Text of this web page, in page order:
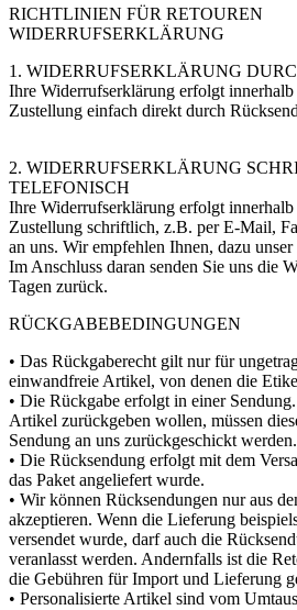
RICHTLINIEN FÜR RETOUREN
WIDERRUFSERKLÄRUNG
1. WIDERRUFSERKLÄRUNG
Ihre Widerrufserklärung erfolgt innerhalb
Zustellung einfach direkt durch
2. WIDERRUFSERKLÄRUNG
TELEFONISCH
Ihre Widerrufserklärung erfolgt innerhalb
Zustellung schriftlich, z.B. per E-Mail,
an uns. Wir empfehlen Ihnen, dazu
Im Anschluss daran senden Sie uns die
Tagen zurück.
RÜCKGABEBEDINGUNGEN
• Das Rückgaberecht gilt nur für
einwandfreie Artikel, von denen die
• Die Rückgabe erfolgt in einer
Artikel zurückgeben wollen, müssen
Sendung an uns zurückgeschickt werden.
• Die Rücksendung erfolgt mit dem
das Paket angeliefert wurde.
• Wir können Rücksendungen nur aus
akzeptieren. Wenn die Lieferung
versendet wurde, darf auch die
veranlasst werden. Andernfalls ist die
die Gebühren für Import und Lieferung
• Personalisierte Artikel sind vom